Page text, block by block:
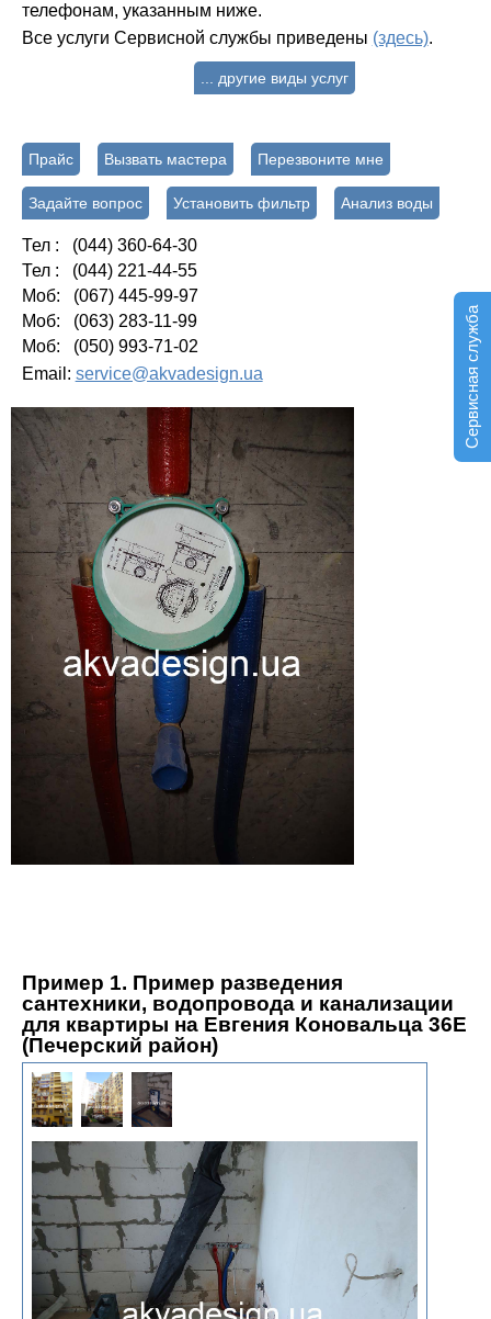
Сервисная служба
телефонам, указанным ниже.
Все услуги Сервисной службы приведены (здесь).
... другие виды услуг
Прайс Вызвать мастера Перезвоните мне
Задайте вопрос Установить фильтр Анализ воды
Тел : (044) 360-64-30
Тел : (044) 221-44-55
Моб: (067) 445-99-97
Моб: (063) 283-11-99
Моб: (050) 993-71-02
Email: service@akvadesign.ua
Пример 1. Пример разведения
сантехники, водопровода и канализации
для квартиры на Евгения Коновальца 36Е
(Печерский район)